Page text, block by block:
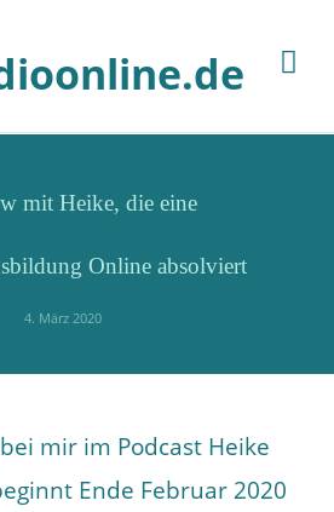
mit Heike, die eine
Online absolviert
4. März 2020
mir im Podcast Heike
Ende Februar 2020